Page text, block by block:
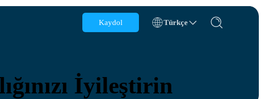
Kaydol Türkçe
Çin
İyileştirin